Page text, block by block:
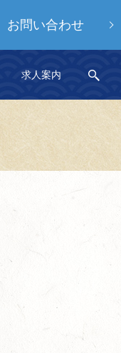
求人案内
お問い合わせ